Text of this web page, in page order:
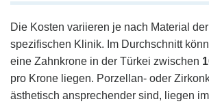
Die Kosten variieren je nach Material
spezifischen Klinik. Im Durchschnitt
eine Zahnkrone in der Türkei zwischen
pro Krone liegen. Porzellan- oder
ästhetisch ansprechender sind, liegen